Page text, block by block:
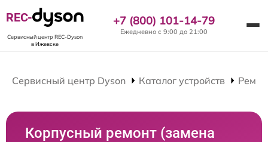
REC-
Сервисный центр REC-Dyson
в Ижевске
+7 (800) 101-14-79
Ежедневно с 9:00 до 21:00
Сервисный центр Dyson Каталог устройств
Корпусный ремонт (замена